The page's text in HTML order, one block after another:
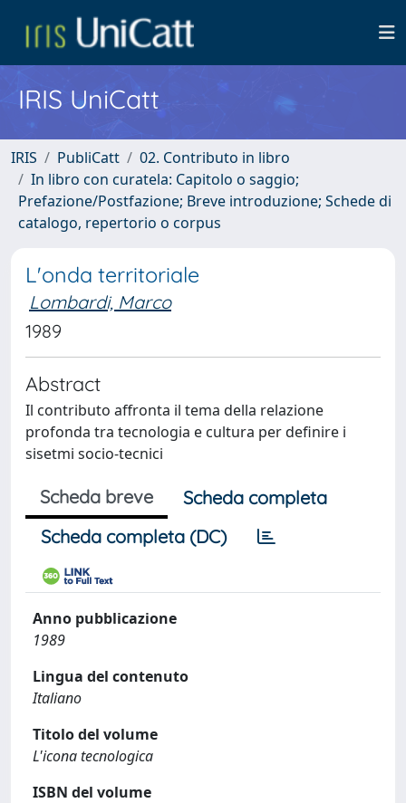
IRIS UniCatt
IRIS PubliCatt
02. Contributo in libro
In libro con curatela: Capitolo o saggio;
Prefazione/Postfazione; Breve introduzione; Schede di
catalogo, repertorio o corpus
L'onda territoriale
Lombardi, Marco
1989
Abstract
Il contributo affronta il tema della relazione
profonda tra tecnologia e cultura per definire i
sisetmi socio-tecnici
Scheda breve
Scheda completa
Scheda completa (DC)
Anno pubblicazione
1989
Lingua del contenuto
Italiano
Titolo del volume
L'icona tecnologica
ISBN del volume